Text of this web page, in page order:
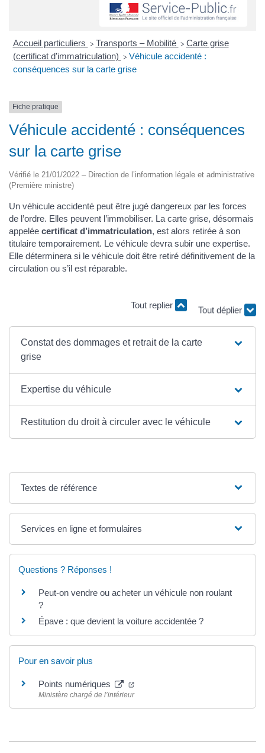
Accueil particuliers > Transports – Mobilité > Carte grise
(certificat d’immatriculation) > Véhicule accidenté :
conséquences sur la carte grise
Fiche pratique
Véhicule accidenté : conséquences
sur la carte grise
Vérifié le 21/01/2022 – Direction de l’information légale et administrative
(Première ministre)
Un véhicule accidenté peut être jugé dangereux par les forces
de l’ordre. Elles peuvent l’immobiliser. La carte grise, désormais
appelée certificat d’immatriculation, est alors retirée à son
titulaire temporairement. Le véhicule devra subir une expertise.
Elle déterminera si le véhicule doit être retiré définitivement de la
circulation ou s’il est réparable.
Tout replier
Tout déplier
Constat des dommages et retrait de la carte
grise
Expertise du véhicule
Restitution du droit à circuler avec le véhicule
Textes de référence
Services en ligne et formulaires
Questions ? Réponses !
Peut-on vendre ou acheter un véhicule non roulant
?
Épave : que devient la voiture accidentée ?
Pour en savoir plus
Points numériques
Ministère chargé de l’intérieur